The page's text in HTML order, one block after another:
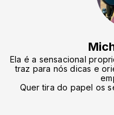
Ela é a sensacional
traz para nós dicas e
Quer tira do papel os